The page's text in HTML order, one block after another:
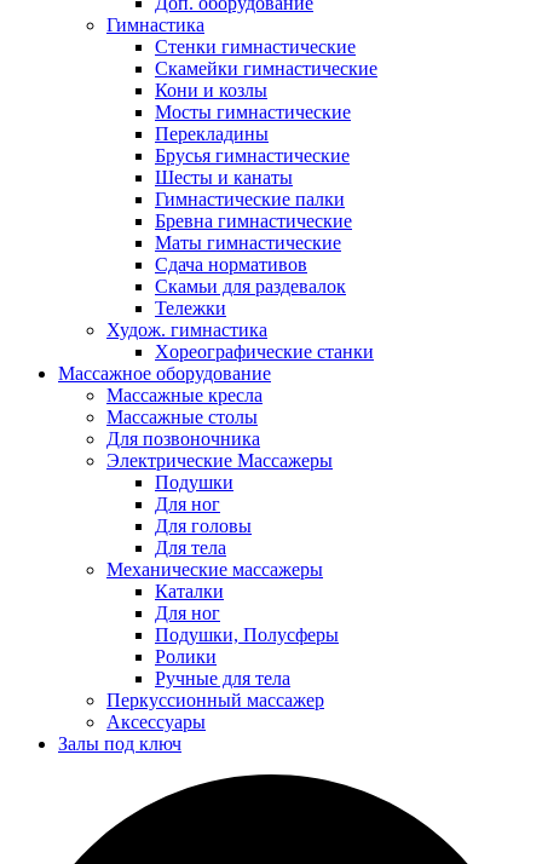
Гимнастика
Стенки гимнастические
Скамейки гимнастические
Кони и козлы
Мосты гимнастические
Перекладины
Брусья гимнастические
Шесты и канаты
Гимнастические палки
Бревна гимнастические
Маты гимнастические
Сдача нормативов
Скамьи для раздевалок
Тележки
Худож. гимнастика
Xореографические станки
Массажное оборудование
Массажные кресла
Массажные столы
Для позвоночника
Электрические Массажеры
Подушки
Для ног
Для головы
Для тела
Механические массажеры
Каталки
Для ног
Подушки, Полусферы
Ролики
Ручные для тела
Перкуссионный массажер
Аксессуары
Залы под ключ